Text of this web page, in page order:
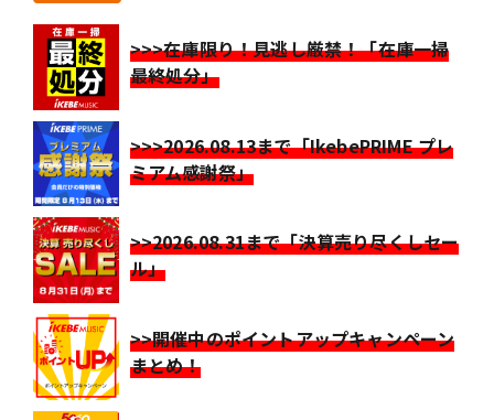
>>>在庫限り！見逃し厳禁！「在庫一掃
最終処分」
>>>2026.08.13まで「IkebePRIME プレ
ミアム感謝祭」
>>2026.08.31まで「決算売り尽くしセー
ル」
>>開催中のポイントアップキャンペーン
まとめ！